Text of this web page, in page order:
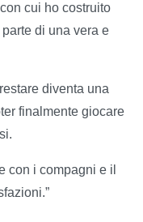
cui ho costruito
di una vera e
diventa una
finalmente giocare
con i compagni e il